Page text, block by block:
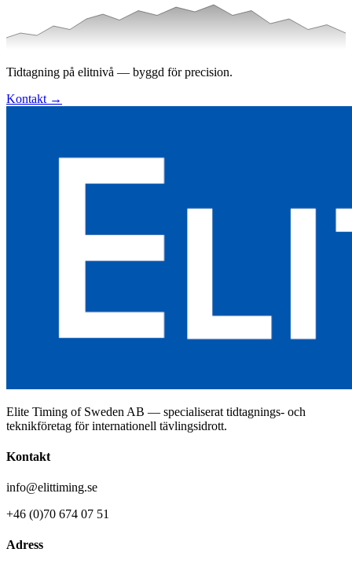
Tidtagning på elitnivå — byggd för precision.
Kontakt →
Elite Timing of Sweden AB — specialiserat tidtagnings- och
teknikföretag för internationell tävlingsidrott.
Kontakt
info@elittiming.se
+46 (0)70 674 07 51
Adress